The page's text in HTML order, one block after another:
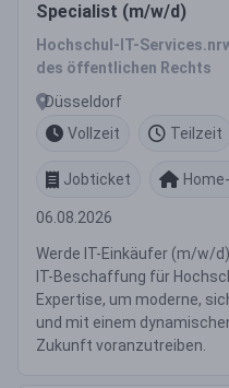
Specialist (m/w/d)
Hochschul-IT-
des öffentlichen Rechts
Düsseldorf
Vollzeit
Teilzeit
Jobticket
06.08.2026
Werde IT-Einkäufer (m/w/
IT-Beschaffung für
Expertise, um moderne,
und mit einem
Zukunft voranzutreiben.